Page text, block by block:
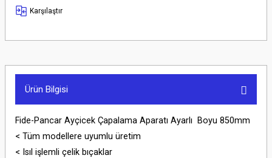
Karşılaştır
Ürün Bilgisi
Fide-Pancar Ayçicek Çapalama Aparatı Ayarlı Boyu 850mm
< Tüm modellere uyumlu üretim
< Isıl işlemli çelik bıçaklar